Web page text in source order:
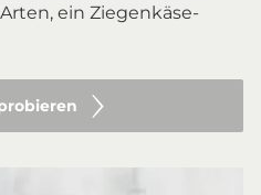
ein Ziegenkäse-